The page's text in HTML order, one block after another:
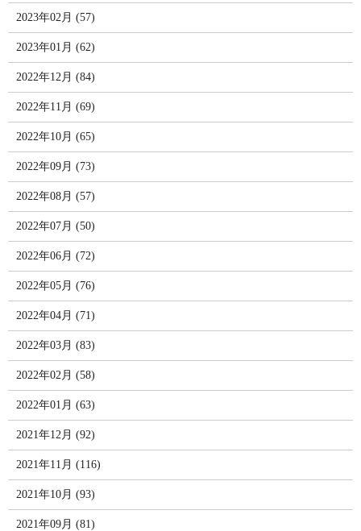
2023年02月 (57)
2023年01月 (62)
2022年12月 (84)
2022年11月 (69)
2022年10月 (65)
2022年09月 (73)
2022年08月 (57)
2022年07月 (50)
2022年06月 (72)
2022年05月 (76)
2022年04月 (71)
2022年03月 (83)
2022年02月 (58)
2022年01月 (63)
2021年12月 (92)
2021年11月 (116)
2021年10月 (93)
2021年09月 (81)